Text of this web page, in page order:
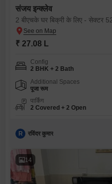
संजय इन्क्लेव
2 बीएचके घर बिक्री के लिए - सेक्टर
₹ 27.08 L
Config
2 BHK + 2 Bath
Additional Spaces
पूजा रूम
पार्किंग
2 Covered + 2 Open
R रविंदर कुमार
14